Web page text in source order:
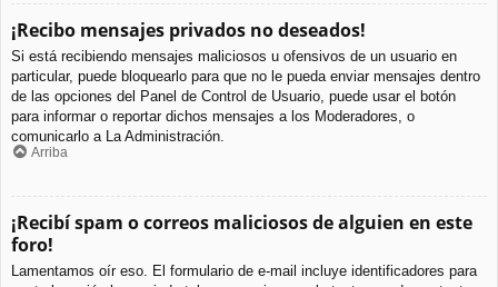
¡Recibo mensajes privados no deseados!
Si está recibiendo mensajes maliciosos u ofensivos de un usuario en
particular, puede bloquearlo para que no le pueda enviar mensajes dentro
de las opciones del Panel de Control de Usuario, puede usar el botón
para informar o reportar dichos mensajes a los Moderadores, o
comunicarlo a La Administración.
Arriba
¡Recibí spam o correos maliciosos de alguien en este
foro!
Lamentamos oír eso. El formulario de e-mail incluye identificadores para